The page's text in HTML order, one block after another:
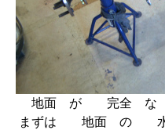
地面 が 完全 な
まずは 地面 の 水